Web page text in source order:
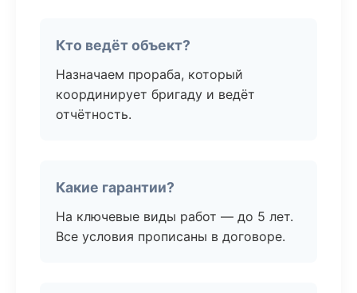
Кто ведёт объект?
Назначаем прораба, который
координирует бригаду и ведёт
отчётность.
Какие гарантии?
На ключевые виды работ — до 5 лет.
Все условия прописаны в договоре.